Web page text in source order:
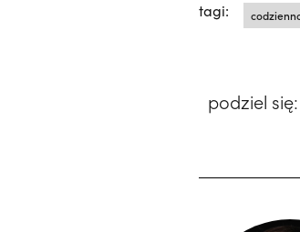
tagi:
podziel się: